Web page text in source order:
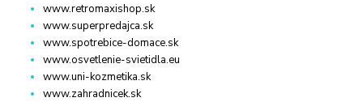
www.retromaxishop.sk
www.superpredajca.sk
www.spotrebice-domace.sk
www.osvetlenie-svietidla.eu
www.uni-kozmetika.sk
www.zahradnicek.sk